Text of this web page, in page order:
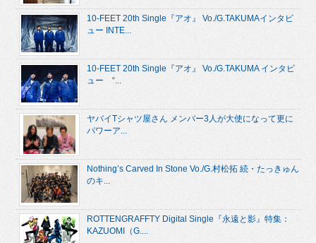
10-FEET 20th Single『アオ』 Vo./G.TAKUMAインタビ
ュー INTE...
10-FEET 20th Single『アオ』 Vo./G.TAKUMA インタビ
ュー “...
ヤバイTシャツ屋さん メンバー3人が大使になって更に
パワーア...
Nothing’s Carved In Stone Vo./G.村松拓 続・たっきゅん
のキ...
ROTTENGRAFFTY Digital Single『永遠と影』特集：
KAZUOMI（G....